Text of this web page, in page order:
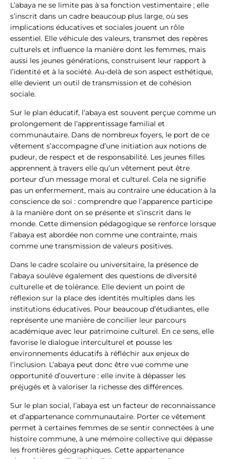
L’abaya ne se limite pas à sa fonction vestimentaire ; elle
s’inscrit dans un cadre beaucoup plus large, où ses
implications éducatives et sociales jouent un rôle
essentiel. Elle véhicule des valeurs, transmet des repères
culturels et influence la manière dont les femmes, mais
aussi les jeunes générations, construisent leur rapport à
l’identité et à la société. Au-delà de son aspect esthétique,
elle devient un outil de transmission et de cohésion
sociale.
Sur le plan éducatif, l’abaya est souvent perçue comme un
prolongement de l’apprentissage familial et
communautaire. Dans de nombreux foyers, le port de ce
vêtement s’accompagne d’une initiation aux notions de
pudeur, de respect et de responsabilité. Les jeunes filles
apprennent à travers elle qu’un vêtement peut être
porteur d’un message moral et culturel. Cela ne signifie
pas un enfermement, mais au contraire une éducation à la
conscience de soi : comprendre que l’apparence participe
à la manière dont on se présente et s’inscrit dans le
monde. Cette dimension pédagogique se renforce lorsque
l’abaya est abordée non comme une contrainte, mais
comme une transmission de valeurs positives.
Dans le cadre scolaire ou universitaire, la présence de
l’abaya soulève également des questions de diversité
culturelle et de tolérance. Elle devient un point de
réflexion sur la place des identités multiples dans les
institutions éducatives. Pour beaucoup d’étudiantes, elle
représente une manière de concilier leur parcours
académique avec leur patrimoine culturel. En ce sens, elle
favorise le dialogue interculturel et pousse les
environnements éducatifs à réfléchir aux enjeux de
l’inclusion. L’abaya peut donc être vue comme une
opportunité d’ouverture : elle invite à dépasser les
préjugés et à valoriser la richesse des différences.
Sur le plan social, l’abaya est un facteur de reconnaissance
et d’appartenance communautaire. Porter ce vêtement
permet à certaines femmes de se sentir connectées à une
histoire commune, à une mémoire collective qui dépasse
les frontières géographiques. Cette appartenance